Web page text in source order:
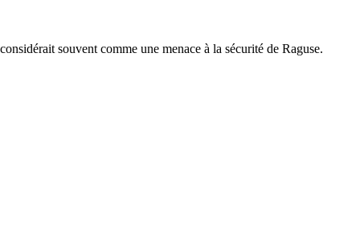
souvent comme une menace à la sécurité de Raguse.